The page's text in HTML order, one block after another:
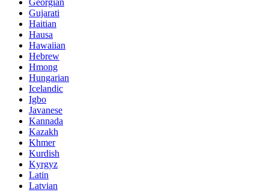
Georgian
Gujarati
Haitian
Hausa
Hawaiian
Hebrew
Hmong
Hungarian
Icelandic
Igbo
Javanese
Kannada
Kazakh
Khmer
Kurdish
Kyrgyz
Latin
Latvian